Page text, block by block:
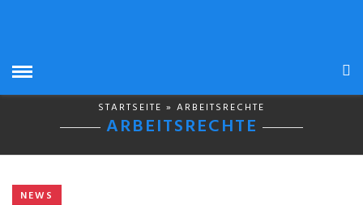
STARTSEITE » ARBEITSRECHTE
ARBEITSRECHTE
NEWS